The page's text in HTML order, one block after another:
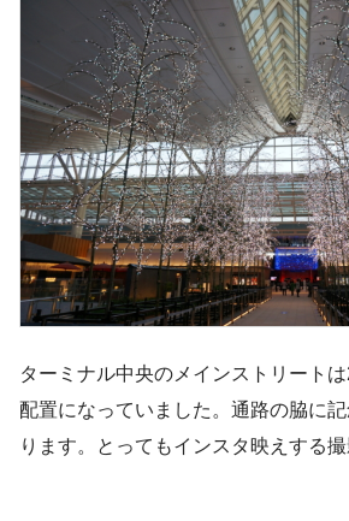
ターミナル中央のメインストリート
配置になっていました。通路の脇に
ります。とってもインスタ映えする撮